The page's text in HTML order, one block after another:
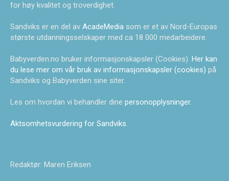
for høy kvalitet og troverdighet.
Sandviks er en del av AcadeMedia som er et av Nord-Europas
største utdanningsselskaper med ca 18 000 medarbeidere.
Babyverden.no bruker informasjonskapsler (Cookies). Her kan
du lese mer om vår bruk av informasjonskapsler (cookies) på
Sandviks og Babyverden sine siter.
Les om hvordan vi behandler dine personopplysninger.
Aktsomhetsvurdering for Sandviks.
Redaktør: Maren Eriksen